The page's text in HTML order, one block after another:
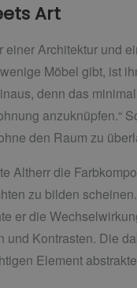
Art
Architektur und
Möbel gibt, ist
denn das
anzuknüpfen.“
den Raum zu
Altherr die
zu bilden
er die
Kontrasten. Die
Element